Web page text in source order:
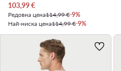
Актуална цена
103,99€
Редовна цена114,99 €-9%
Най-ниска цена114,99 €-9%